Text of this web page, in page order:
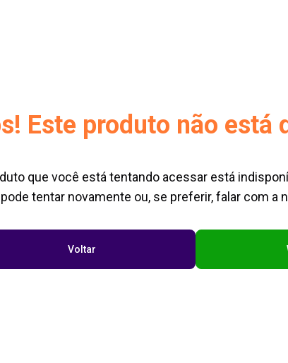
Este produto não está
que você está tentando acessar está
tentar novamente ou, se preferir, falar com a
Voltar